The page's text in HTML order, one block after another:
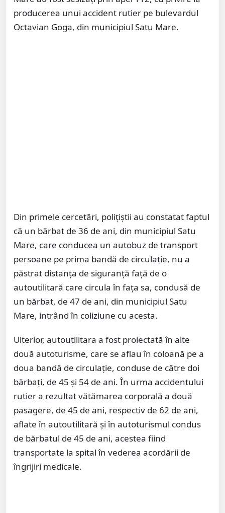
producerea unui accident rutier pe bulevardul
Octavian Goga, din municipiul Satu Mare.
Din primele cercetări, polițiștii au constatat faptul
că un bărbat de 36 de ani, din municipiul Satu
Mare, care conducea un autobuz de transport
persoane pe prima bandă de circulație, nu a
păstrat distanța de siguranță față de o
autoutilitară care circula în fața sa, condusă de
un bărbat, de 47 de ani, din municipiul Satu
Mare, intrând în coliziune cu acesta.
Ulterior, autoutilitara a fost proiectată în alte
două autoturisme, care se aflau în coloană pe a
doua bandă de circulație, conduse de către doi
bărbați, de 45 și 54 de ani. În urma accidentului
rutier a rezultat vătămarea corporală a două
pasagere, de 45 de ani, respectiv de 62 de ani,
aflate în autoutilitară și în autoturismul condus
de bărbatul de 45 de ani, acestea fiind
transportate la spital în vederea acordării de
îngrijiri medicale.